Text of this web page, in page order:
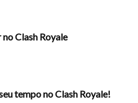
Clash Royale
tempo no Clash Royale!